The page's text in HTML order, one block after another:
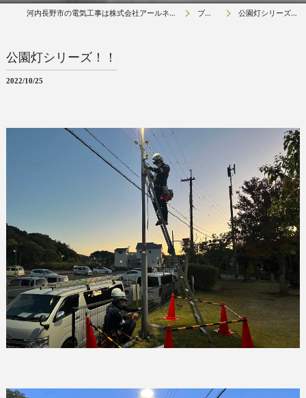
河内長野市の電気工事は株式会社アールネクスト ブログ 公園灯シリーズ！！
公園灯シリーズ！！
2022/10/25